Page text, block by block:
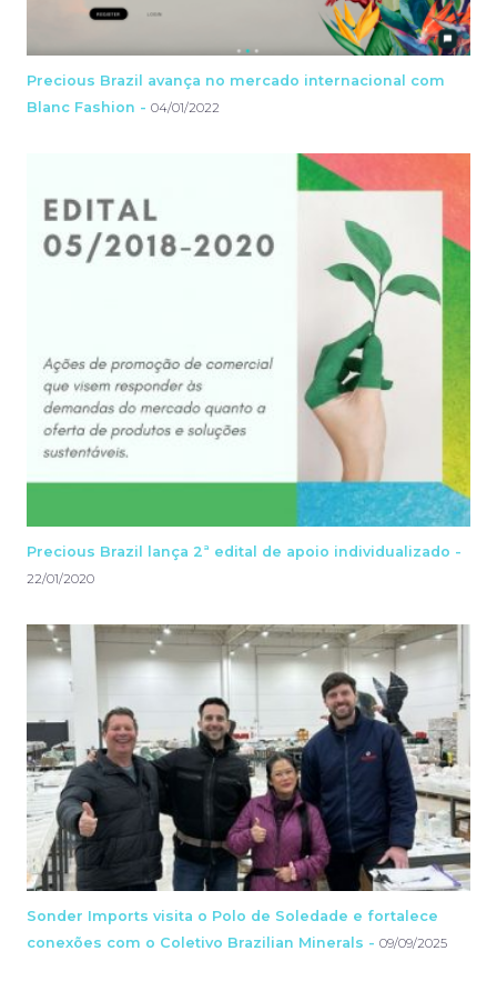
Precious Brazil avança no mercado internacional com
Blanc Fashion - 04/01/2022
Precious Brazil lança 2ª edital de apoio individualizado -
22/01/2020
Sonder Imports visita o Polo de Soledade e fortalece
conexões com o Coletivo Brazilian Minerals - 09/09/2025